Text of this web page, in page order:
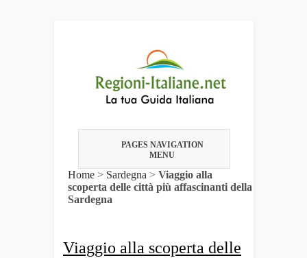
PAGES NAVIGATION
MENU
Home > Sardegna > Viaggio alla
scoperta delle città più affascinanti della
Sardegna
Viaggio alla scoperta delle